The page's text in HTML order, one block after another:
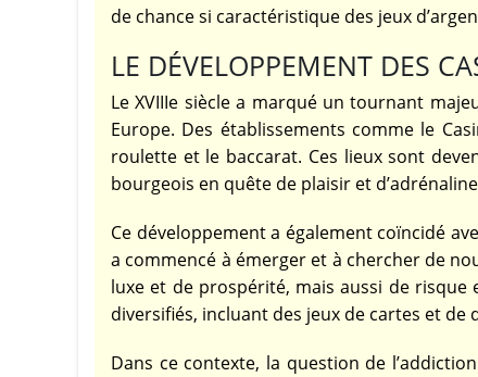
de chance si caractéristique des jeux
LE DÉVELOPPEMENT DES
Le XVIIIe siècle a marqué un tournant
Europe. Des établissements comme le
roulette et le baccarat. Ces lieux sont
bourgeois en quête de plaisir et
Ce développement a également coïncidé
a commencé à émerger et à chercher de
luxe et de prospérité, mais aussi de risque
diversifiés, incluant des jeux de cartes et
Dans ce contexte, la question de